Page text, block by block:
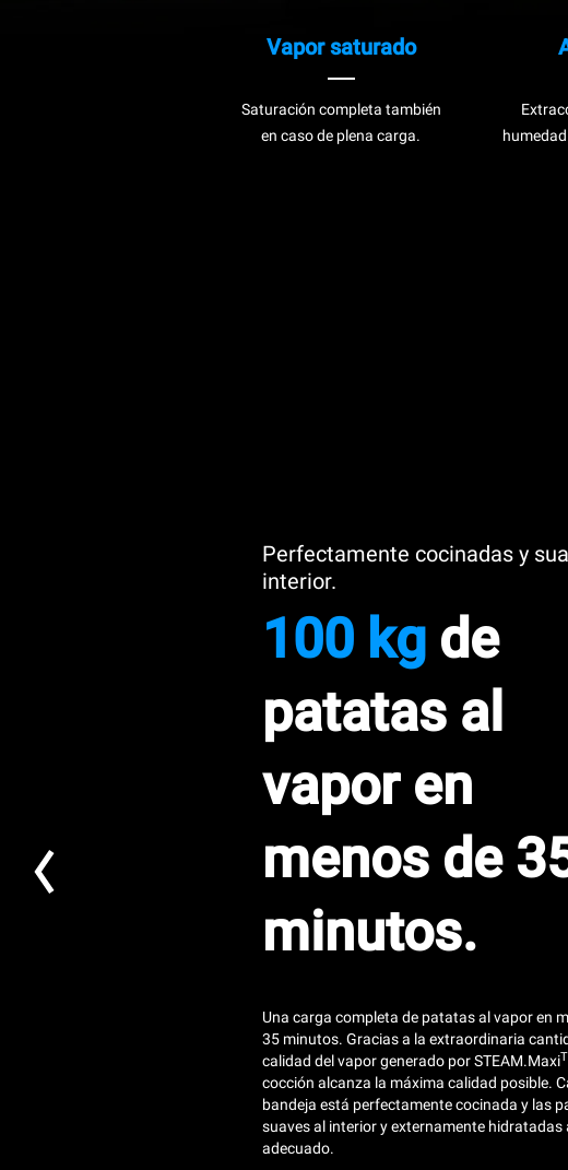
Vapor saturado
Saturación completa también
en caso de plena carga.
Perfectamente cocinadas y
interior.
100 kg de
patatas al
vapor en
menos de
minutos.
Una carga completa de patatas al vapor en
35 minutos. Gracias a la extraordinaria
calidad del vapor generado por STEAM.Maxi
cocción alcanza la máxima calidad posible.
bandeja está perfectamente cocinada y las
suaves al interior y externamente hidratadas
adecuado.